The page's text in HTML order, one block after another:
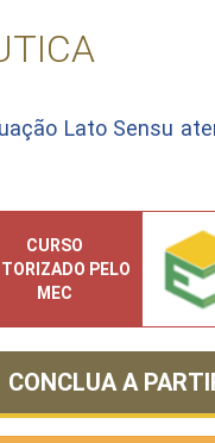
Lato Sensu
CURSO
PELO
MEC
CONCLUA A